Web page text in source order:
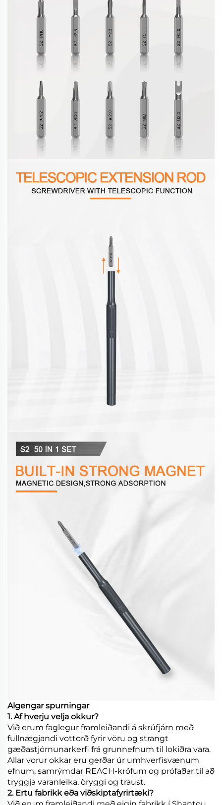
Algengar spurningar
1. Af hverju velja okkur?
Við erum faglegur framleiðandi á skrúfjárn með
fullnægjandi vottorð fyrir vöru og strangt
gæðastjórnunarkerfi frá grunnefnum til lokiðra vara.
Allar vorur okkar eru gerðar úr umhverfisvænum
efnum, samrýmdar REACH-kröfum og prófaðar til að
tryggja varanleika, öryggi og traust.
2. Ertu fabrikk eða viðskiptafyrirtæki?